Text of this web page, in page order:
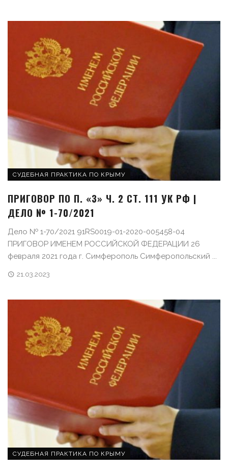
СУДЕБНАЯ ПРАКТИКА ПО КРЫМУ
ПРИГОВОР ПО П. «З» Ч. 2 СТ. 111 УК РФ |
ДЕЛО № 1-70/2021
Дело № 1-70/2021 91RS0019-01-2020-005458-04
ПРИГОВОР ИМЕНЕМ РОССИЙСКОЙ ФЕДЕРАЦИИ 26
февраля 2021 года г. Симферополь Симферопольский ...
21.03.2023
СУДЕБНАЯ ПРАКТИКА ПО КРЫМУ